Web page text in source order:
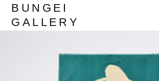
BUNGEI
GALLERY